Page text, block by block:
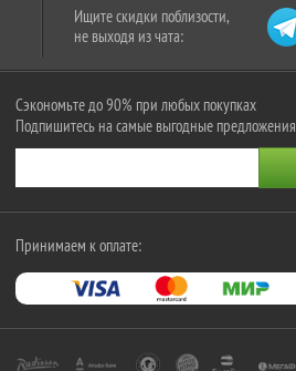
Ищите скидки поблизости,
не выходя из чата:
Сэкономьте до 90% при любых покупках
Подпишитесь на самые выгодные предложения
Принимаем к оплате: